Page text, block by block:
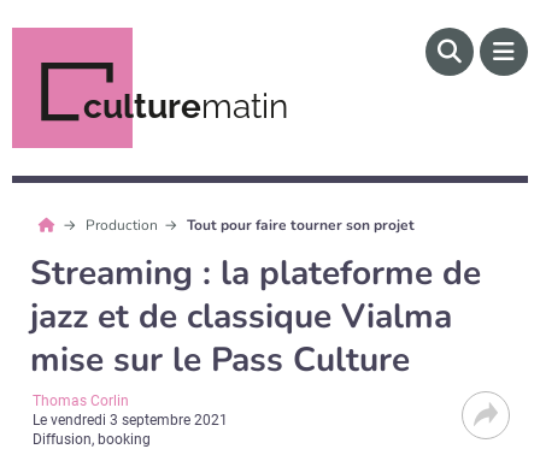
culturematin
Production Tout pour faire tourner son projet
Streaming : la plateforme de
jazz et de classique Vialma
mise sur le Pass Culture
Thomas Corlin
Levendredi 3 septembre 2021
Diffusion, booking